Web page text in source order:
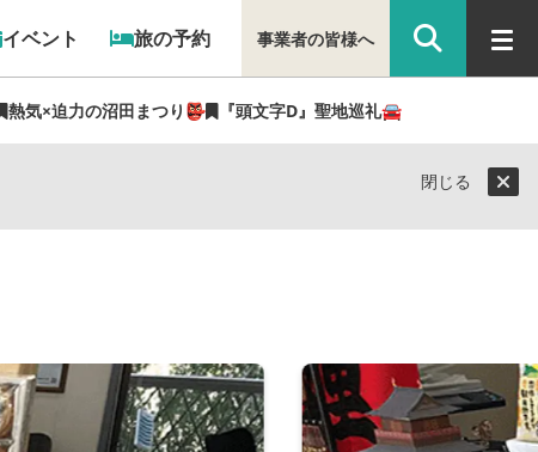
イベント 旅の予約
熱気×迫力の沼田まつり👺 『頭文字D』聖地巡礼🚘
事業者の皆様へ
閉じる